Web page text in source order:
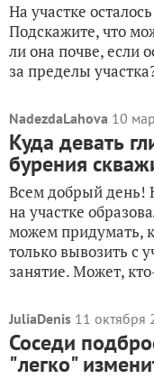
На участке
Подскажите, что
ли она почве, если
за пределы
NadezdaLahova 10
Куда девать
бурения
Всем добрый день!
на участке
можем придумать,
только вывозить с
занятие. Может,
JuliaDenis 11 октября
Соседи
"легко"